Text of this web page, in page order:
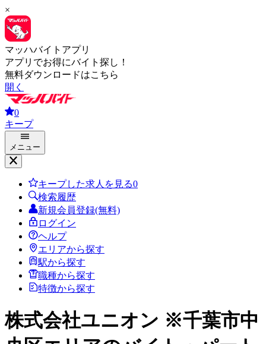
×
マッハバイトアプリ
アプリでお得にバイト探し！
無料ダウンロードはこちら
開く
0
キープ
メニュー
キープした求人を見る0
検索履歴
新規会員登録(無料)
ログイン
ヘルプ
エリアから探す
駅から探す
職種から探す
特徴から探す
株式会社ユニオン ※千葉市中